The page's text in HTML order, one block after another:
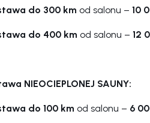
do 300 km od salonu – 10
do 400 km od salonu – 12
NIEOCIEPLONEJ SAUNY:
do 100 km od salonu – 6